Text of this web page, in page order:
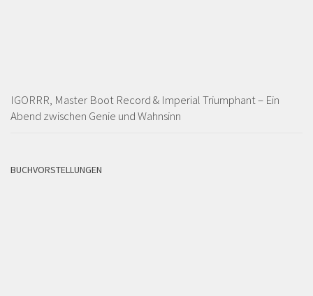
IGORRR, Master Boot Record & Imperial Triumphant – Ein
Abend zwischen Genie und Wahnsinn
BUCHVORSTELLUNGEN